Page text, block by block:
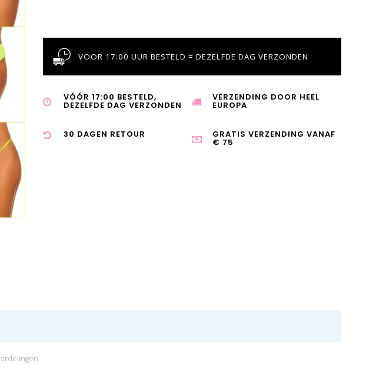
VOOR 17:00 UUR BESTELD = DEZELFDE DAG VERZONDEN
VÓÓR 17:00 BESTELD,
DEZELFDE DAG VERZONDEN
VERZENDING DOOR HEEL
EUROPA
30 DAGEN RETOUR GRATIS VERZENDING VANAF
€ 75